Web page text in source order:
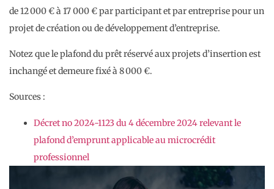
de 12 000 € à 17 000 € par participant et par entreprise pour un
projet de création ou de développement d’entreprise.
Notez que le plafond du prêt réservé aux projets d’insertion est
inchangé et demeure fixé à 8 000 €.
Sources :
Décret no 2024-1123 du 4 décembre 2024 relevant le
plafond d’emprunt applicable au microcrédit
professionnel